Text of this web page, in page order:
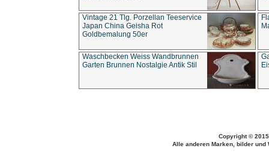
Vintage 21 Tlg. Porzellan Teeservice
Japan China Geisha Rot
Goldbemalung 50er
Waschbecken Weiss Wandbrunnen
Garten Brunnen Nostalgie Antik Stil
Copyright ©
Alle anderen Marken, bilder und